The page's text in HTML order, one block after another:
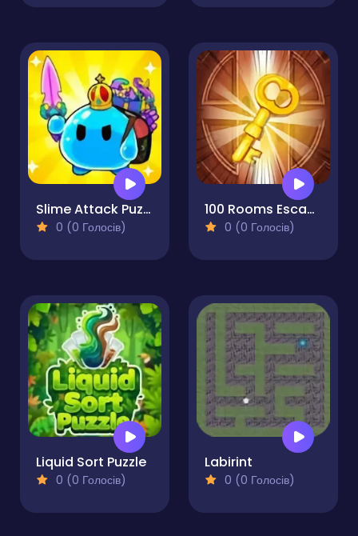
Slime Attack Puzzle!
0 (0 Голосів)
100 Rooms Escape
0 (0 Голосів)
Liquid Sort Puzzle
0 (0 Голосів)
Labirint
0 (0 Голосів)